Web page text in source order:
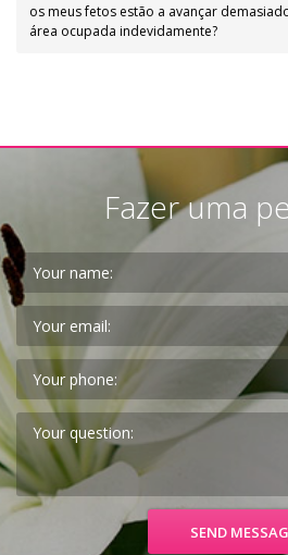
os meus fetos estão a avançar
área ocupada indevidamente?
Fazer uma